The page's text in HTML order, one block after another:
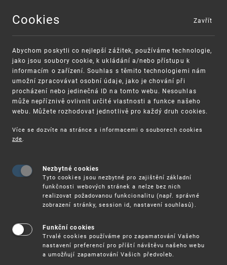
MENU
VAROVÁNÍ
Finanční podpora
Vynálezy / Patenty
Cookies
Abychom poskytli co nejlepší zážitek, používáme technologie,
jako jsou soubory cookie, k ukládání a/nebo přístupu k
informacím o zařízení. Souhlas s těmito technologiemi nám
umožní zpracovávat osobní údaje, jako je chování při
procházení nebo jedinečná ID na tomto webu. Nesouhlas
může nepříznivě ovlivnit určité vlastnosti a funkce našeho
webu. Můžete rozhodovat jednotlivě pro každý druh cookies.
Více se dozvíte na stránce s informacemi o souborech cookies
zde.
Nezbytné cookies
Tyto cookies jsou nezbytné pro zajištění základní
funkčnosti webových stránek a nelze bez nich
realizovat požadovanou funkcionalitu (např. správné
zobrazení stránky, session id, nastavení souhlasů).
Funkční cookies
Trvalé cookies používáme pro zapamatování Vašeho
nastavení preferencí pro příští návštěvu našeho webu
a umožňují zapamatování Vašich předvoleb.
Zavřít